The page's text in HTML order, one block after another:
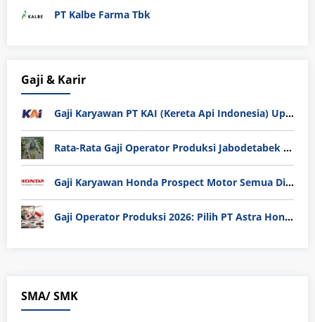
PT Kalbe Farma Tbk
Gaji & Karir
Gaji Karyawan PT KAI (Kereta Api Indonesia) Update 2025
Rata-Rata Gaji Operator Produksi Jabodetabek 2025: Bedah Tuntas UMK, Lemburan, dan Realita Hidup Buruh
Gaji Karyawan Honda Prospect Motor Semua Divisi
Gaji Operator Produksi 2026: Pilih PT Astra Honda Motor (AHM) atau Manufaktur di Jepang?
SMA/ SMK